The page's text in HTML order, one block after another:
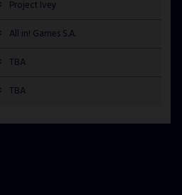
Project Ivey
All in! Games S.A.
TBA
TBA